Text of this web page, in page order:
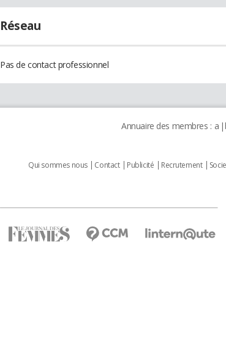
Réseau
Pas de contact professionnel
Annuaire des membres : a
Qui sommes nous Contact Publicité Recrutement